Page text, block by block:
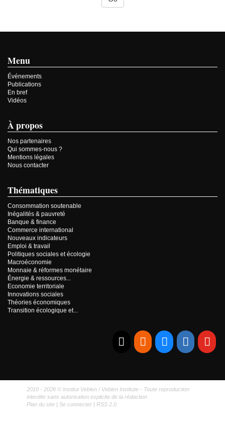
Menu
Événements
Publications
En bref
Vidéos
À propos
Nos partenaires
Qui sommes-nous ?
Mentions légales
Nous contacter
Thématiques
Consommation soutenable
Inégalités & pauvreté
Banque & finance
Commerce international
Nouveaux indicateurs
Emploi & travail
Politiques sociales et écologie
Macroéconomie
Monnaie & réformes monétaire
Énergie & ressources...
Economie territoriale
Innovations sociales
Théories économiques
Transition écologique et...
2010 - 2026 © Institut Veblen / Veblen Institute - Toute reproduction
interdite sans autorisation explicite de la rédaction.
Plan du site |Se connecter | RSS 2.0